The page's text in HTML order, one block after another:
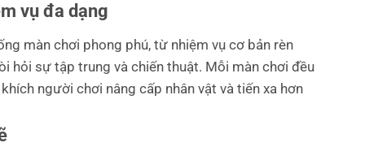
vụ đa dạng
màn chơi phong phú, từ nhiệm vụ cơ bản rèn
hỏi sự tập trung và chiến thuật. Mỗi màn chơi đều
người chơi nâng cấp nhân vật và tiến xa hơn